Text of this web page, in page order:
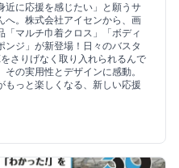
近に応援を感じたい」と願うサ
へ。株式会社アイセンから、画
マルチ巾着クロス」「ボディ
ンジ」が新登場！日々のバスタ
さりげなく取り入れられるんで
の実用性とデザインに感動。
もっと楽しくなる、新しい応援